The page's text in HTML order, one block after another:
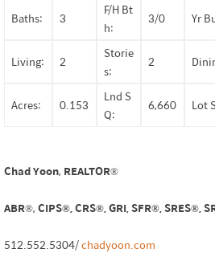
Baths: 3
F/H Bt
h:
3/0 Yr
Living: 2
Storie
s:
2
Acres: 0.153
Lnd S
Q:
6,660 Lot
Chad Yoon, REALTOR®
ABR®,CIPS®, CRS®, GRI, SFR®, SRES®,
512.552.5304/chadyoon.com